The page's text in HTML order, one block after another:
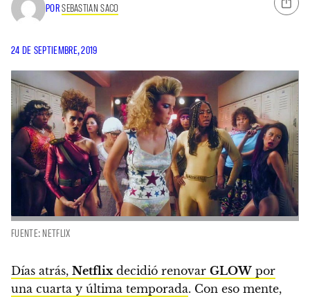
PORSEBASTIAN SACO
24 DE SEPTIEMBRE, 2019
FUENTE: NETFLIX
Días atrás, Netflixdecidió renovar GLOW por
una cuarta y última temporada. Con eso mente,